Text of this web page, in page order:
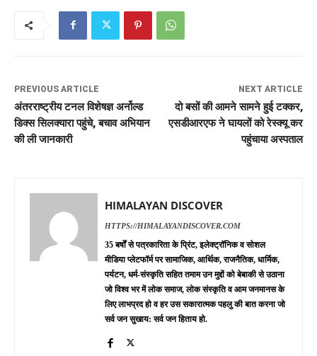
PREVIOUS ARTICLE
अंतरराष्ट्रीय टनल विशेषज्ञ अर्नोल्ड
डिक्स सिलक्यारा पहुंचे, बचाव अभियान
की ली जानकारी
NEXT ARTICLE
दो बसों की आमने सामने हुई टक्कर,
एसडीआरएफ ने घायलों को रेस्क्यू कर
पहुंचाया अस्पताल
HIMALAYAN DISCOVER
HTTPS://HIMALAYANDISCOVER.COM
35 बर्षों से पत्रकारिता के प्रिंट, इलेक्ट्रॉनिक व सोशल
मीडिया प्लेटफॉर्म पर सामाजिक, आर्थिक, राजनैतिक, धार्मिक,
पर्यटन, धर्म-संस्कृति सहित तमाम उन मुद्दों को बेबाकी से उठाना
जो विश्व भर में लोक समाज, लोक संस्कृति व आम जनमानस के
लिए लाभप्रद हो व हर उस सकारात्मक पहलु की बात करना जो
सर्व जन सुखाय: सर्व जन हिताय हो.